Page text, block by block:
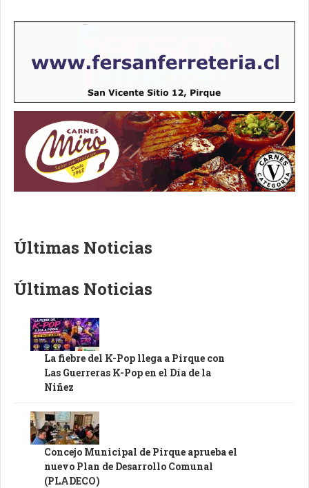
Últimas Noticias
Últimas Noticias
La fiebre del K-Pop llega a Pirque con
Las Guerreras K-Pop en el Día de la
Niñez
Concejo Municipal de Pirque aprueba el
nuevo Plan de Desarrollo Comunal
(PLADECO)